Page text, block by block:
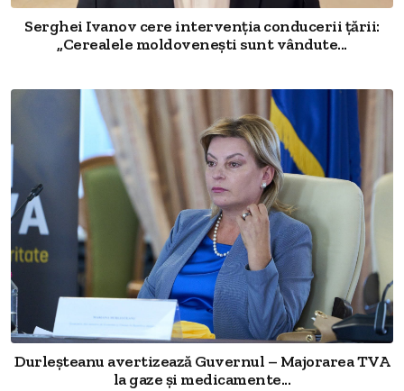
Serghei Ivanov cere intervenția conducerii țării:
„Cerealele moldovenești sunt vândute...
Durleșteanu avertizează Guvernul – Majorarea TVA
la gaze și medicamente...